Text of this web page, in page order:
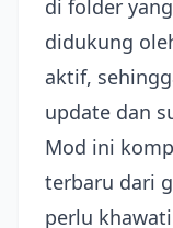
di folder
didukung
aktif,
update dan
Mod ini
terbaru dari
perlu